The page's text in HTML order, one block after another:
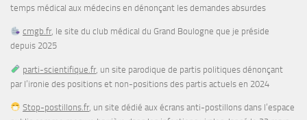
temps médical aux médecins en dénonçant les demandes absurdes
cmgb.fr, le site du club médical du Grand Boulogne que je préside
depuis 2025
parti-scientifique.fr , un site parodique de partis politiques dénonçant
par l’ironie des positions et non-positions des partis actuels en 2024
Stop-postillons.fr , un site dédié aux écrans anti-postillons dans l’espace